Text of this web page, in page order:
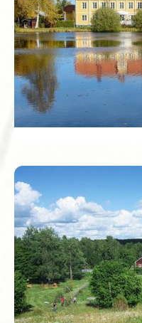
paardje, wordt hier nog
Nusnäs zie je hoe hele
zitten, generatie op
regio mee naar huis
Västerås heeft de
Anundshög. Hier
scheepsformaties en
stap. Het is een
zomer worden er